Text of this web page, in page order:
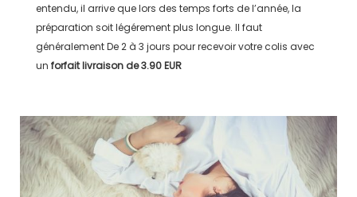
entendu, il arrive que lors des temps forts de l’année, la
préparation soit légérement plus longue. Il faut
généralementDe 2 à 3 jours pour recevoir votre colis avec
un forfait livraison de3.90 EUR